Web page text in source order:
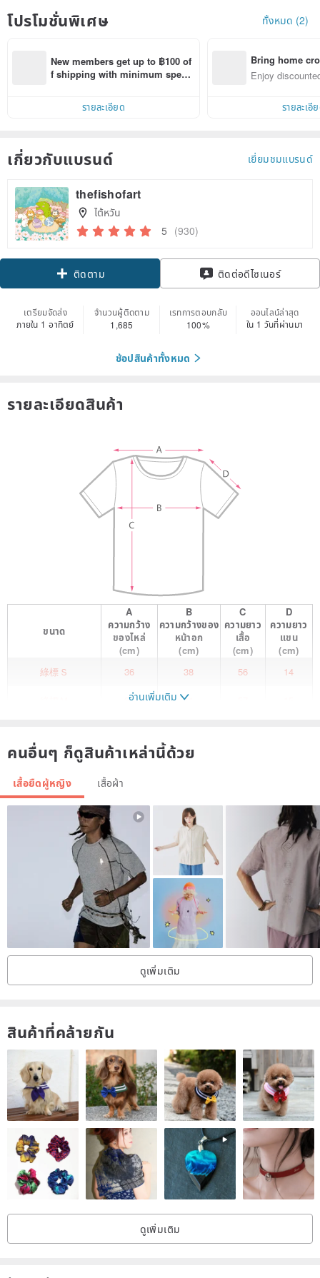
โปรโมชั่นพิเศษ ทั้งหมด (2)
New members get up to ฿100 of
f shipping with minimum spen
within 7 days!
รายละเอียด
Bring home
n with ease
Enjoy
รายละเอี
เกี่ยวกับแบรนด์ เยี่ยมชมแบรนด์
thefishofart
ไต้หวัน
5 (930)
ติดตาม ติดต่อดีไซเนอร์
เตรียมจัดส่ง
ภายใน 1 อาทิตย์
จำนวนผู้ติดตาม
1,685
เรทการตอบกลับ
100%
ออนไลน์ล่าสุด
ใน 1 วันที่ผ่านมา
ช้อปสินค้าทั้งหมด
รายละเอียดสินค้า
ขนาด
A
ความกว้าง
ของไหล่
(cm)
B
ความกว้างของ
หน้าอก
(cm)
C
ความยาว
เสื้อ
(cm)
D
ความยาว
แขน
(cm)
綠標Ｓ
36 38 56 14
38 41
黑標Ｓ 44 47
黑標Ｍ
51.5 53.5 22.5
/ YOU ARE NOT ALONE /
Even the strongest among us have moments of vulnerability.
But please, don't rush to put on a brave face.
Remember, you have a haven ready to welcome you whenever you
need to pause,
because you're not facing this journey alone.
___________________________________________
Size Guide
Green Label Sizing
S Bust 38 Shoulder 36 Sleeve 14 Waist 35 Length 56
M Bust 41 Shoulder 38 Sleeve 15 Waist 38 Length 57
L Bust 44 Shoulder 41 Sleeve 16 Waist 41 Length 60.5
Black Label Sizing
S Bust 47 Shoulder 44 Sleeve 20 Length 66
อ่านเพิ่มเติม
คนอื่นๆ ก็ดูสินค้าเหล่านี้ด้วย
เสื้อยืดผู้หญิง เสื้อผ้า
ดูเพิ่มเติม
สินค้าที่คล้ายกัน
ดูเพิ่มเติม